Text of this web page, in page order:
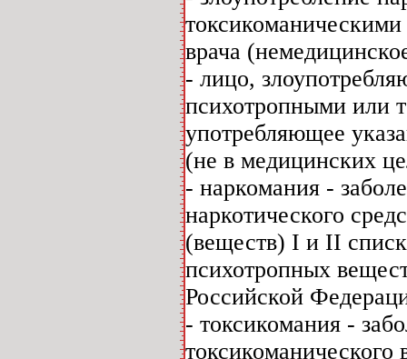
врача
- лицо,
психотропными или
употребляющее
(не в медицинских
- наркомания -
наркотического
(веществ) I и II
психотропных
Российской
- токсикомания -